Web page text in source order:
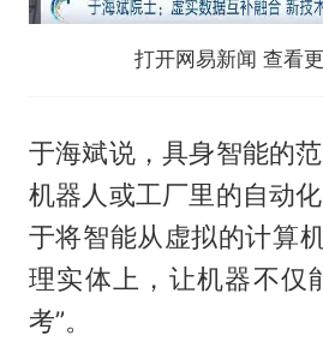
打开网易新闻 查看
于海斌说，具身智能的
机器人或工厂里的自动
于将智能从虚拟的计算
理实体上，让机器不仅
考”。